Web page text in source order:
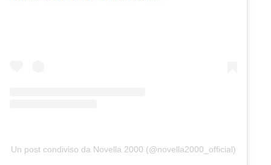
Un post condiviso da Novella 2000 (@novella2000_official)